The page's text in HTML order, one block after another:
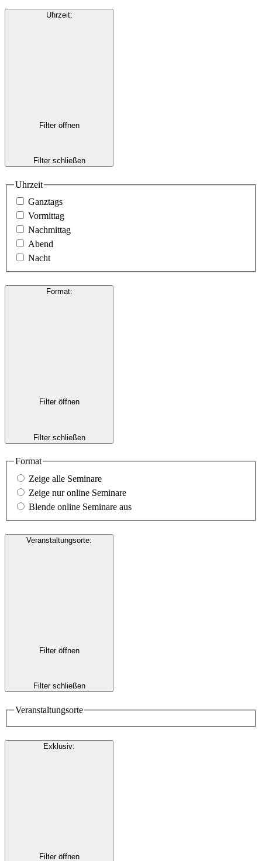
Uhrzeit:
Filter öffnen
Filter schließen
Uhrzeit
Ganztags
Vormittag
Nachmittag
Abend
Nacht
Format:
Filter öffnen
Filter schließen
Format
Zeige alle Seminare
Zeige nur online Seminare
Blende online Seminare aus
Veranstaltungsorte:
Filter öffnen
Filter schließen
Veranstaltungsorte
Exklusiv:
Filter öffnen